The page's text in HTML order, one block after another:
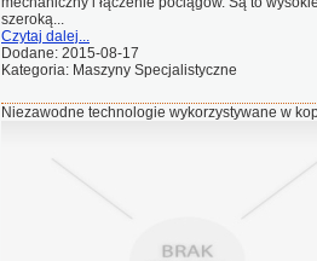
szeroką...
Czytaj dalej...
Dodane: 2015-08-17
Kategoria: Maszyny Specjalistyczne
Niezawodne technologie wykorzystywane w